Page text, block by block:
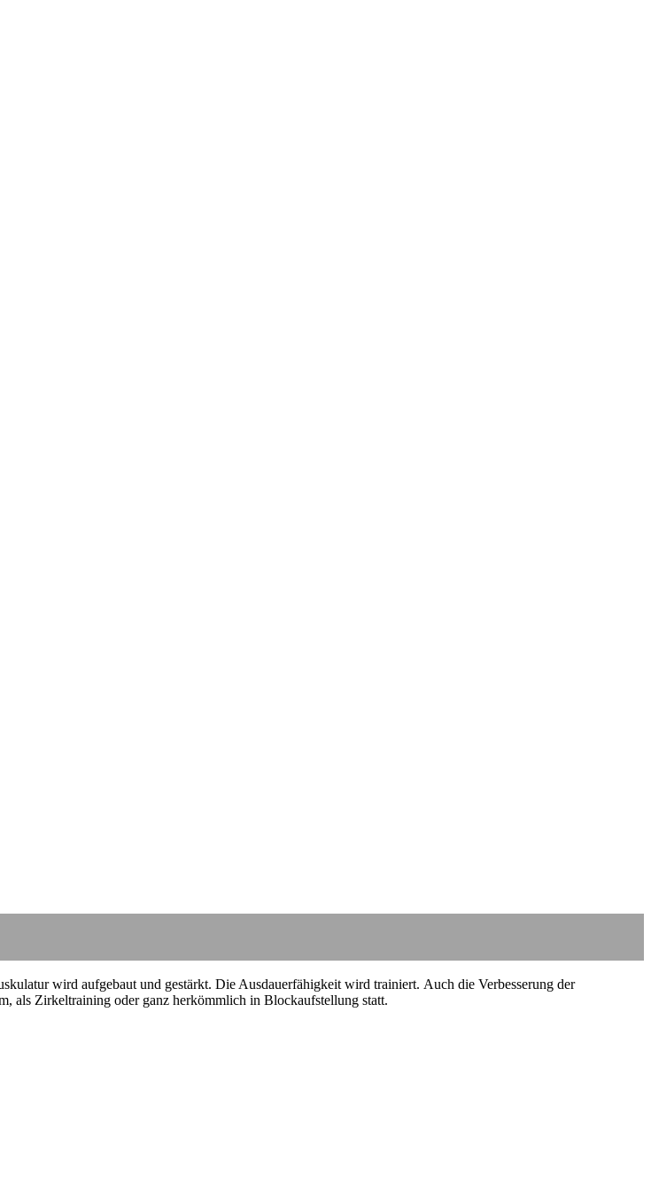
wird aufgebaut und gestärkt. Die Ausdauerfähigkeit wird trainiert. Auch die Verbesserung der
als Zirkeltraining oder ganz herkömmlich in Blockaufstellung statt.